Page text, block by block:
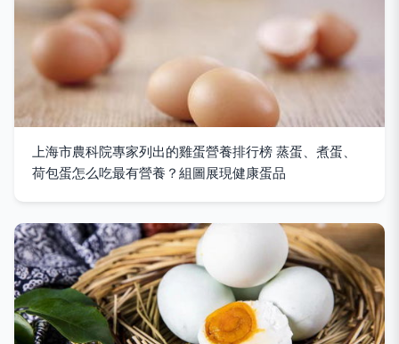
上海市農科院專家列出的雞蛋營養排行榜 蒸蛋、煮蛋、
荷包蛋怎么吃最有營養？組圖展現健康蛋品